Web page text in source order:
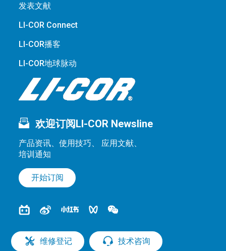
欢迎订阅LI-COR Newsline
产品资讯、使用技巧、 应用文献、
培训通知
开始订阅
发表文献
LI-COR Connect
LI-COR播客
LI-COR地球脉动
维修登记 技术咨询